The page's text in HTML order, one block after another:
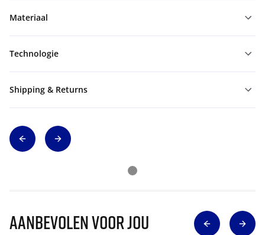
Materiaal
Technologie
Shipping & Returns
Aanbevolen voor jou